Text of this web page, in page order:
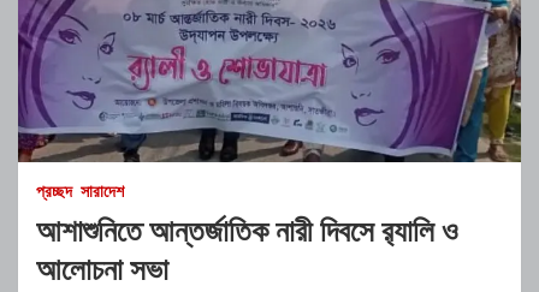
প্রচ্ছদ সারাদেশ
আশাশুনিতে আন্তর্জাতিক নারী দিবসে র‍্যালি ও
আলোচনা সভা